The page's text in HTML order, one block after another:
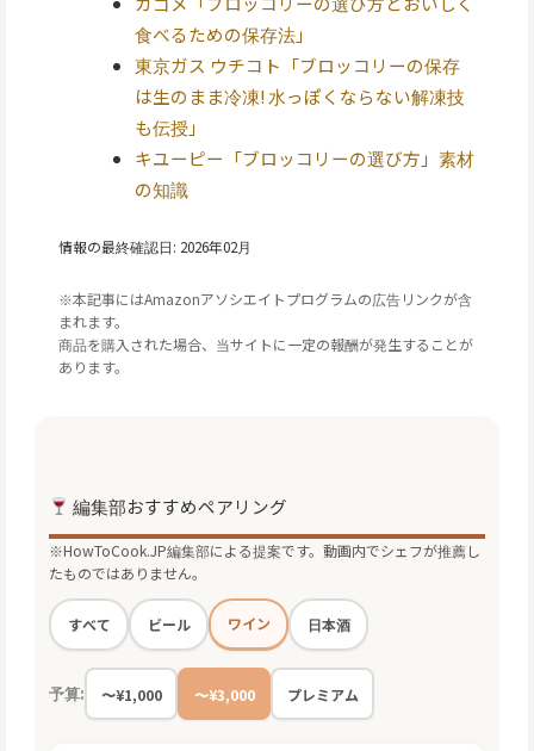
食べるための保存法」
東京ガス ウチコト「ブロッコリーの保存
は生のまま冷凍! 水っぽくならない解凍技
も伝授」
キユーピー「ブロッコリーの選び方」素材
の知識
情報の最終確認日: 2026年02月
※本記事にはAmazonアソシエイトプログラムの広告リンクが含
まれます。
商品を購入された場合、当サイトに一定の報酬が発生することが
あります。
編集部おすすめペアリング
※HowToCook.JP編集部による提案です。動画内でシェフが推薦し
たものではありません。
すべて ビール ワイン 日本酒
予算: 〜¥1,000 〜¥3,000 プレミアム